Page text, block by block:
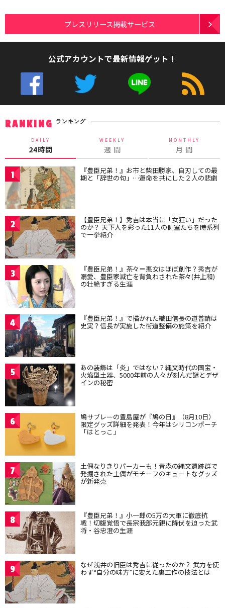
プレスリリース掲載サービス
公式アカウントで最新情報ゲット！
RANKING ランキング
DAILY
24時間
WEEKLY
週 間
MONTHLY
月 間
1 『豊臣兄弟！』お市と柴田勝家、自刃しての最
期と「辞世の句」…運命を共にした２人の悲劇
2 【豊臣兄弟！】秀吉は本当に「女狂い」だった
のか？ 天下人を彩った11人の側室たちを時系列
で一挙紹介
3 『豊臣兄弟！』茶々＝悪女はほぼ創作？秀吉が
溺愛、豊臣家滅亡を背負わされた茶々(井上和)
の壮絶すぎる生涯
4 『豊臣兄弟！』で描かれた織田信長の道普請は
史実？信長が実施した街道整備の施策を紹介
5 あの装飾は「炎」ではない？縄文時代の国宝・
火焔型土器、5000年前の人々が刻んだ謎とデザ
インの秘密
6 鳩サブレーの豊島屋が『鳩の日』（8月10日）
限定グッズ詳細を発表！今年はシリコンポーチ
「はとっこ」
7 土偶なりきりパーカーも！青森の縄文遺跡群で
発掘された土偶がモチーフのキュートなグッズ
が新発売
8 『豊臣兄弟！』小一郎の5万の大軍に徹底抗
戦！切腹覚悟で長宗我部元親に降伏を迫った武
将・谷忠澄の生涯
9 なぜ浅井の旧臣は秀吉に従ったのか？ 武力を使
わず“自分の味方”に変えた裏工作の技法とは